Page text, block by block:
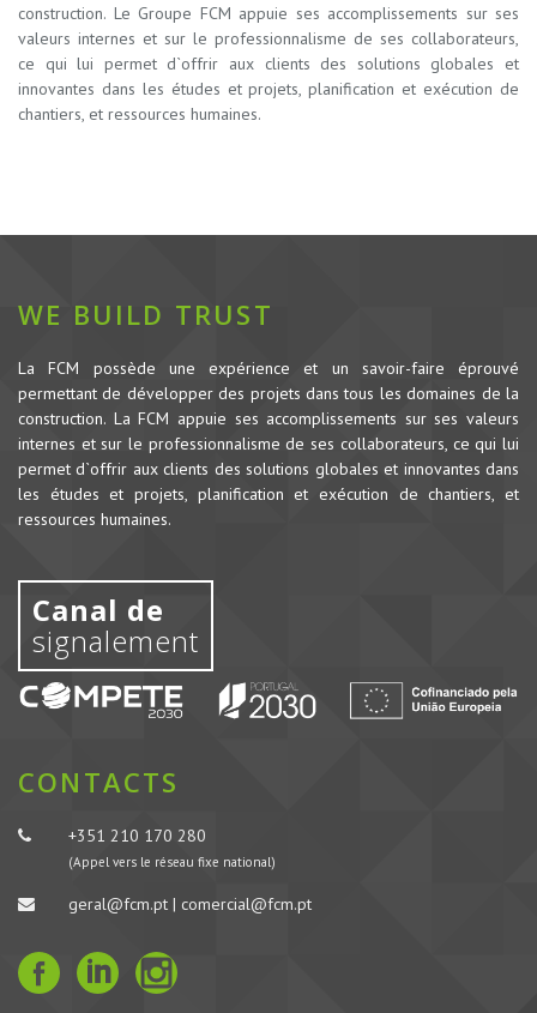
construction. Le Groupe FCM appuie ses accomplissements sur ses
valeurs internes et sur le professionnalisme de ses collaborateurs,
ce qui lui permet d`offrir aux clients des solutions globales et
innovantes dans les études et projets, planification et exécution de
chantiers, et ressources humaines.
WE BUILD TRUST
La FCM possède une expérience et un savoir-faire éprouvé
permettant de développer des projets dans tous les domaines de la
construction. La FCM appuie ses accomplissements sur ses valeurs
internes et sur le professionnalisme de ses collaborateurs, ce qui lui
permet d`offrir aux clients des solutions globales et innovantes dans
les études et projets, planification et exécution de chantiers, et
ressources humaines.
Canal de
signalement
CONTACTS
+351 210 170 280
(Appel vers le réseau fixe national)
geral@fcm.pt | comercial@fcm.pt